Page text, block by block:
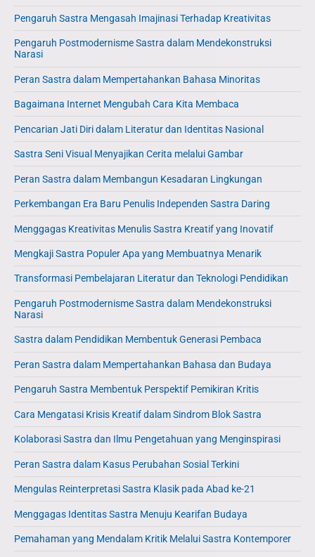
Pengaruh Sastra Mengasah Imajinasi Terhadap Kreativitas
Pengaruh Postmodernisme Sastra dalam Mendekonstruksi
Narasi
Peran Sastra dalam Mempertahankan Bahasa Minoritas
Bagaimana Internet Mengubah Cara Kita Membaca
Pencarian Jati Diri dalam Literatur dan Identitas Nasional
Sastra Seni Visual Menyajikan Cerita melalui Gambar
Peran Sastra dalam Membangun Kesadaran Lingkungan
Perkembangan Era Baru Penulis Independen Sastra Daring
Menggagas Kreativitas Menulis Sastra Kreatif yang Inovatif
Mengkaji Sastra Populer Apa yang Membuatnya Menarik
Transformasi Pembelajaran Literatur dan Teknologi Pendidikan
Pengaruh Postmodernisme Sastra dalam Mendekonstruksi
Narasi
Sastra dalam Pendidikan Membentuk Generasi Pembaca
Peran Sastra dalam Mempertahankan Bahasa dan Budaya
Pengaruh Sastra Membentuk Perspektif Pemikiran Kritis
Cara Mengatasi Krisis Kreatif dalam Sindrom Blok Sastra
Kolaborasi Sastra dan Ilmu Pengetahuan yang Menginspirasi
Peran Sastra dalam Kasus Perubahan Sosial Terkini
Mengulas Reinterpretasi Sastra Klasik pada Abad ke-21
Menggagas Identitas Sastra Menuju Kearifan Budaya
Pemahaman yang Mendalam Kritik Melalui Sastra Kontemporer